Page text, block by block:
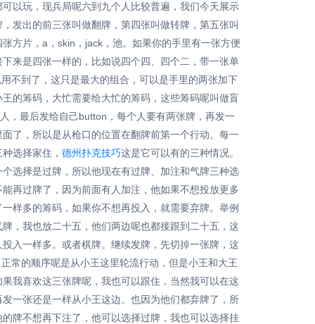
以玩，现兵局呢六到九个人比较普遍，我们今天展示
发出的前三张叫做翻牌，第四张叫做转牌，第五张叫
方片，a，skin，jack，池。如果你的手里有一张方便
来是四张一样的，比如说四个四、四个二，带一张单
不到了，这只是最大的组合，可以是手里的两张加下
的筹码，大忙需要给大忙的筹码，这些筹码呢叫做盲
，最后发给自己button，每个人要有两张牌，再发一
了，所以是从枪口的位置在翻牌前第一个行动。每一
选择家住， 德州扑克技巧这是它可以有的三种情况。
选择是过牌，所以他现在有过牌、加注和气牌三种选
再过牌了，因为前面有人加注，他如果不想投放更多
样多的筹码，如果你不想再投入，就需要弃牌。举例
，我也放二十五，他们两边呢也都接跟到二十五，这
入一样多。或者棋牌。继续发牌，先切掉一张牌，这
常的顺序呢是从小王这里轮流行动，但是小王和大王
我喜欢这三张牌呢，我也可以跟住，当然我可以在这
一张还是一样从小王这边。也因为他们都弃牌了，所
牌不想再下注了，他可以选择过牌，我也可以选择挂